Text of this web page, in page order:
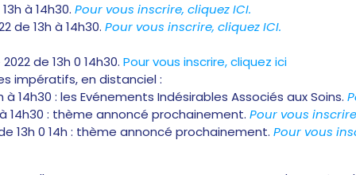
à 14h30. Pour vous inscrire, cliquez ICI.
de 13h à 14h30. Pour vous inscrire, cliquez ICI.
de 13h 0 14h30. Pour vous inscrire, cliquez ici
impératifs, en distanciel :
à 14h30 : les Evénements Indésirables Associés aux Soins.
14h30 : thème annoncé prochainement. Pour vous
13h 0 14h : thème annoncé prochainement. Pour vous